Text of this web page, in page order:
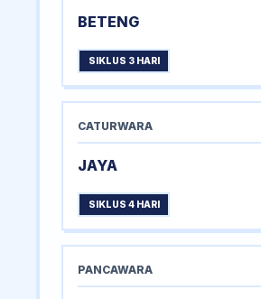
BETENG
SIKLUS 3 HARI
CATURWARA
JAYA
SIKLUS 4 HARI
PANCAWARA